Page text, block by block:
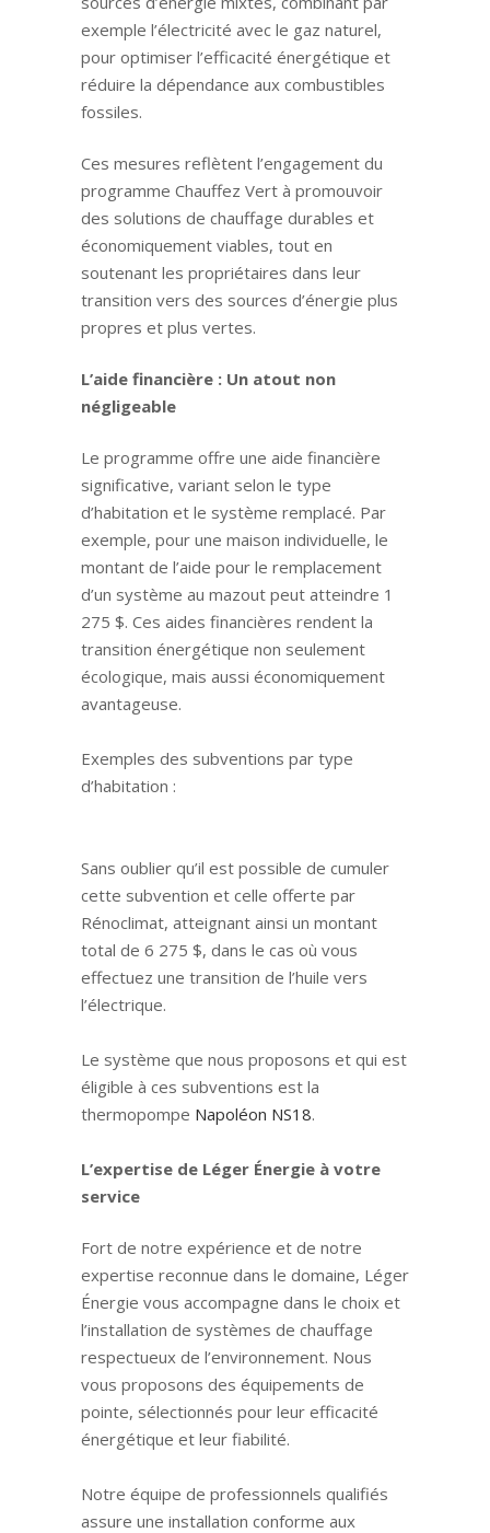
exemple l’électricité avec le gaz naturel,
pour optimiser l’efficacité énergétique et
réduire la dépendance aux combustibles
fossiles.
Ces mesures reflètent l’engagement du
programme Chauffez Vert à promouvoir
des solutions de chauffage durables et
économiquement viables, tout en
soutenant les propriétaires dans leur
transition vers des sources d’énergie plus
propres et plus vertes.
L’aide financière : Un atout non
négligeable
Le programme offre une aide financière
significative, variant selon le type
d’habitation et le système remplacé. Par
exemple, pour une maison individuelle, le
montant de l’aide pour le remplacement
d’un système au mazout peut atteindre 1
275 $. Ces aides financières rendent la
transition énergétique non seulement
écologique, mais aussi économiquement
avantageuse.
Exemples des subventions par type
d’habitation :
Sans oublier qu’il est possible de cumuler
cette subvention et celle offerte par
Rénoclimat, atteignant ainsi un montant
total de 6 275 $, dans le cas où vous
effectuez une transition de l’huile vers
l’électrique.
Le système que nous proposons et qui est
éligible à ces subventions est la
thermopompe Napoléon NS18.
L’expertise de Léger Énergie à votre
service
Fort de notre expérience et de notre
expertise reconnue dans le domaine, Léger
Énergie vous accompagne dans le choix et
l’installation de systèmes de chauffage
respectueux de l’environnement. Nous
vous proposons des équipements de
pointe, sélectionnés pour leur efficacité
énergétique et leur fiabilité.
Notre équipe de professionnels qualifiés
assure une installation conforme aux